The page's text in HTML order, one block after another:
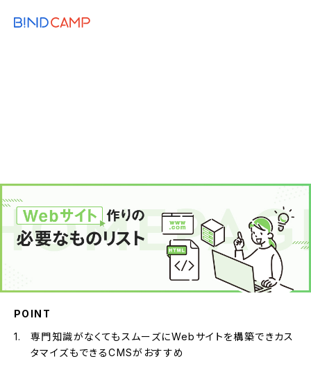
POINT
専門知識がなくてもスムーズにWebサイトを構築できカス
タマイズもできるCMSがおすすめ